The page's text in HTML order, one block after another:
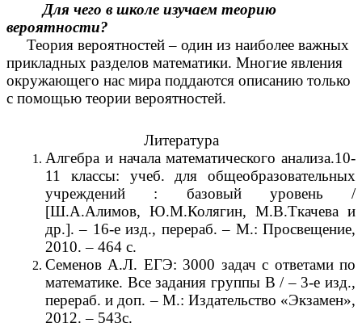
Для чего в школе изучаем теорию
вероятности?
Теория вероятностей – один из наиболее важных
прикладных разделов математики. Многие явления
окружающего нас мира поддаются описанию только
с помощью теории вероятностей.
Литература
Алгебра и начала математического анализа.10-
11 классы: учеб. для общеобразовательных
учреждений : базовый уровень /
[Ш.А.Алимов, Ю.М.Колягин, М.В.Ткачева и
др.]. – 16-е изд., перераб. – М.: Просвещение,
2010. – 464 с.
Семенов А.Л. ЕГЭ: 3000 задач с ответами по
математике. Все задания группы В / – 3-е изд.,
перераб. и доп. – М.: Издательство «Экзамен»,
2012. – 543с.